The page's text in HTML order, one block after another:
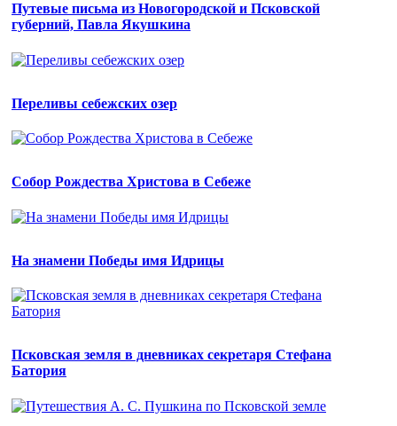
Путевые письма из Новогородской и Псковской
губерний, Павла Якушкина
Переливы себежских озер
Собор Рождества Христова в Себеже
На знамени Победы имя Идрицы
Псковская земля в дневниках секретаря Стефана
Батория